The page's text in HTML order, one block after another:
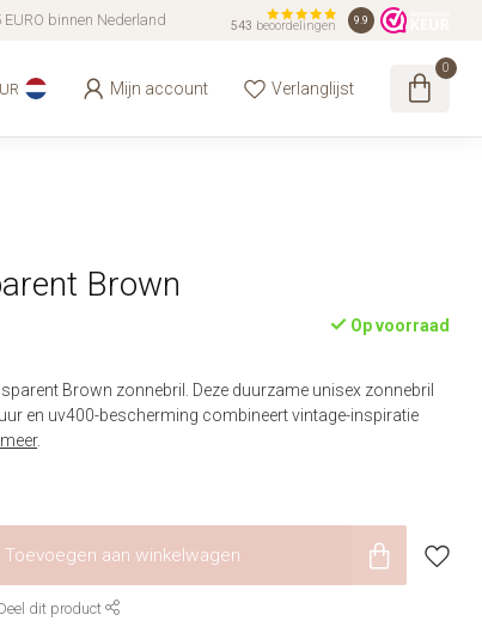
binnen Nederland 543 beoordelingen 9.9
Mijn account Verlanglijst
0
Brown
Op voorraad
Brown zonnebril. Deze duurzame unisex zonnebril
en uv400-bescherming combineert vintage-inspiratie
meer.
Toevoegen aan winkelwagen
dit product